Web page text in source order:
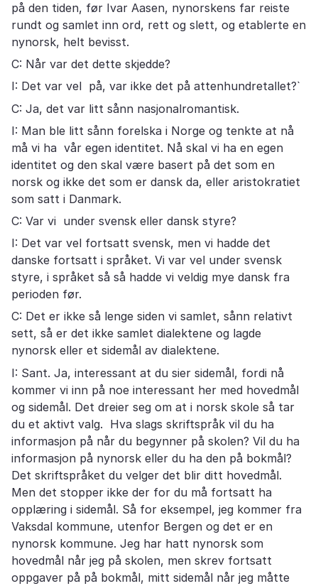
på den tiden, før Ivar Aasen, nynorskens far reiste
rundt og samlet inn ord, rett og slett, og etablerte en
nynorsk, helt bevisst.
C: Når var det dette skjedde?
I: Det var vel på, var ikke det på attenhundretallet?`
C: Ja, det var litt sånn nasjonalromantisk.
I: Man ble litt sånn forelska i Norge og tenkte at nå
må vi ha vår egen identitet. Nå skal vi ha en egen
identitet og den skal være basert på det som en
norsk og ikke det som er dansk da, eller aristokratiet
som satt i Danmark.
C: Var vi under svensk eller dansk styre?
I: Det var vel fortsatt svensk, men vi hadde det
danske fortsatt i språket. Vi var vel under svensk
styre, i språket så så hadde vi veldig mye dansk fra
perioden før.
C: Det er ikke så lenge siden vi samlet, sånn relativt
sett, så er det ikke samlet dialektene og lagde
nynorsk eller et sidemål av dialektene.
I: Sant. Ja, interessant at du sier sidemål, fordi nå
kommer vi inn på noe interessant her med hovedmål
og sidemål. Det dreier seg om at i norsk skole så tar
du et aktivt valg. Hva slags skriftspråk vil du ha
informasjon på når du begynner på skolen? Vil du ha
informasjon på nynorsk eller du ha den på bokmål?
Det skriftspråket du velger det blir ditt hovedmål.
Men det stopper ikke der for du må fortsatt ha
opplæring i sidemål. Så for eksempel, jeg kommer fra
Vaksdal kommune, utenfor Bergen og det er en
nynorsk kommune. Jeg har hatt nynorsk som
hovedmål når jeg på skolen, men skrev fortsatt
oppgaver på på bokmål, mitt sidemål når jeg måtte